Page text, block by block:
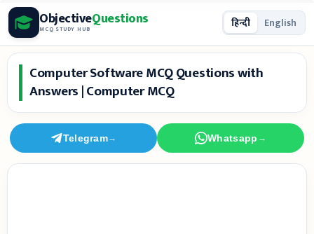
Skip
to
content
ObjectiveQuestions
MCQ STUDY HUB हिन्दी English
Computer Software MCQ Questions with
Answers | Computer MCQ
Telegram→ Whatsapp →